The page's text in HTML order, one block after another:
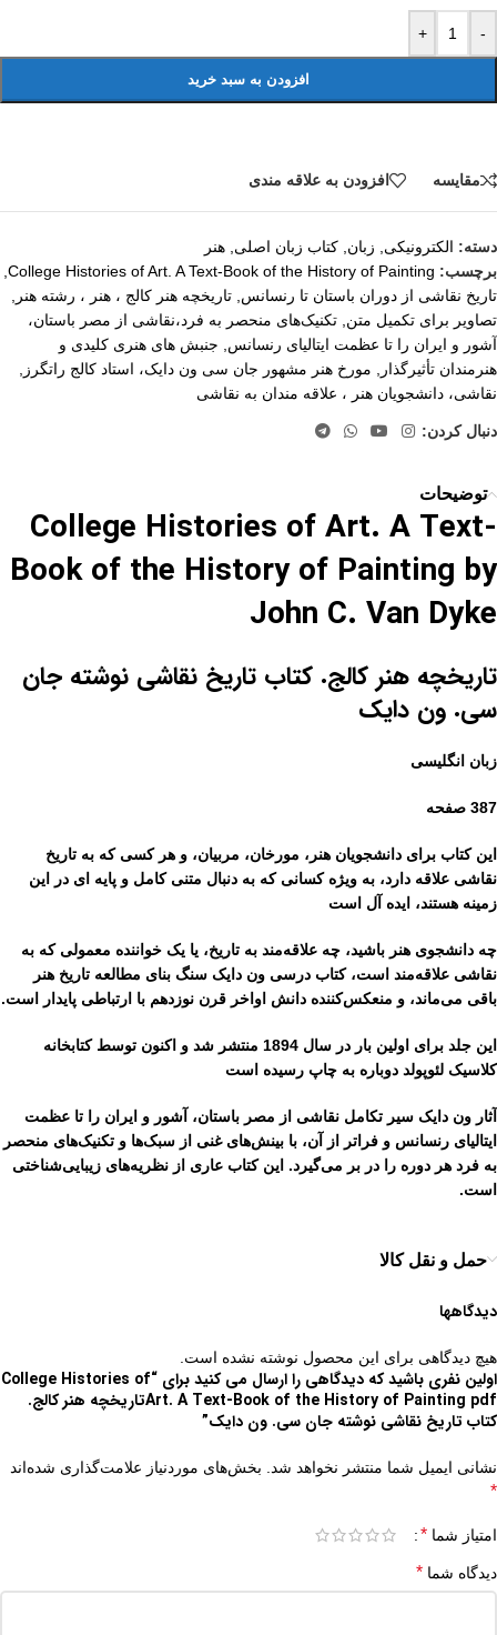
-
+
افزودن به سبد خرید
مقايسه افزودن به علاقه مندی
دسته: الکترونیکی زبان کتاب زبان اصلی هنر
برچسب: College Histories of Art. A Text-Book of the History of Painting
تاریخ نقاشی از دوران باستان تا رنسانس تاریخچه هنر کالج ، هنر ، رشته هنر
تصاویر برای تکمیل متن تکنیک‌های منحصر به فرد،نقاشی از مصر باستان،
آشور و ایران را تا عظمت ایتالیای رنسانس
جنبش های هنری کلیدی و
هنرمندان تأثیرگذار
مورخ هنر مشهور جان سی ون دایک، استاد کالج راتگرز
نقاشی، دانشجویان هنر ، علاقه مندان به نقاشی
دنبال کردن:
توضیحات
College Histories of Art. A Text-
Book of the History of Painting by
John C. Van Dyke
تاریخچه هنر کالج. کتاب تاریخ نقاشی نوشته جان
سی. ون دایک
زبان انگلیسی
387 صفحه
این کتاب برای دانشجویان هنر، مورخان، مربیان، و هر کسی که به تاریخ
نقاشی علاقه دارد، به ویژه کسانی که به دنبال متنی کامل و پایه ای در این
زمینه هستند، ایده آل است
چه دانشجوی هنر باشید، چه علاقه‌مند به تاریخ، یا یک خواننده معمولی که به
نقاشی علاقه‌مند است، کتاب درسی ون دایک سنگ بنای مطالعه تاریخ هنر
باقی می‌ماند، و منعکس‌کننده دانش اواخر قرن نوزدهم با ارتباطی پایدار است.
این جلد برای اولین بار در سال 1894 منتشر شد و اکنون توسط کتابخانه
کلاسیک لئوپولد دوباره به چاپ رسیده است
آثار ون دایک سیر تکامل نقاشی از مصر باستان، آشور و ایران را تا عظمت
ایتالیای رنسانس و فراتر از آن، با بینش‌های غنی از سبک‌ها و تکنیک‌های منحصر
به فرد هر دوره را در بر می‌گیرد. این کتاب عاری از نظریه‌های زیبایی‌شناختی
است.
حمل و نقل کالا
دیدگاهها
هیچ دیدگاهی برای این محصول نوشته نشده است.
اولین نفری باشید که دیدگاهی را ارسال می کنید برای “College Histories of
Art. A Text-Book of the History of Painting pdfتاریخچه هنر کالج.
کتاب تاریخ نقاشی نوشته جان سی. ون دایک”
نشانی ایمیل شما منتشر نخواهد شد. بخش‌های موردنیاز علامت‌گذاری شده‌اند
*
امتیاز شما *
دیدگاه شما *